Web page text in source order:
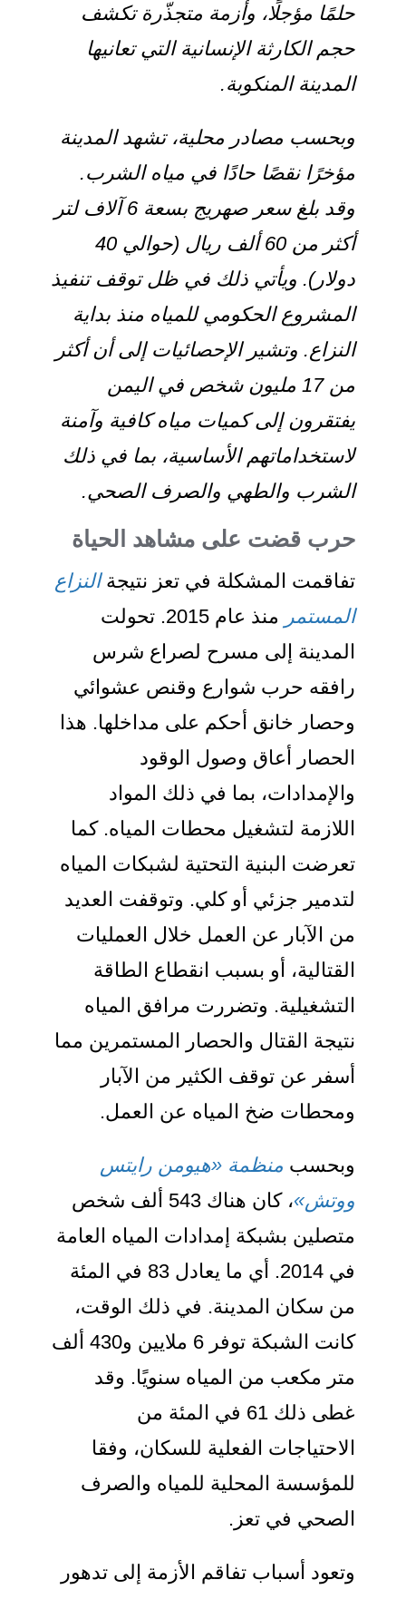
حلمًا مؤجلًا، وأزمة متجذّرة تكشف
حجم الكارثة الإنسانية التي تعانيها
المدينة المنكوبة.
وبحسب مصادر محلية، تشهد المدينة
مؤخرًا نقصًا حادًا في مياه الشرب.
وقد بلغ سعر صهريج بسعة 6 آلاف لتر
أكثر من 60 ألف ريال (حوالي 40
دولار). ويأتي ذلك في ظل توقف تنفيذ
المشروع الحكومي للمياه منذ بداية
النزاع. وتشير الإحصائيات إلى أن أكثر
من 17 مليون شخص في اليمن
يفتقرون إلى كميات مياه كافية وآمنة
لاستخداماتهم الأساسية، بما في ذلك
الشرب والطهي والصرف الصحي.
حرب قضت على مشاهد الحياة
تفاقمت المشكلة في تعز نتيجةالنزاع
المستمر
منذ عام 2015. تحولت
المدينة إلى مسرح لصراع شرس
رافقه حرب شوارع وقنص عشوائي
وحصار خانق أحكم على مداخلها. هذا
الحصار أعاق وصول الوقود
والإمدادات، بما في ذلك المواد
اللازمة لتشغيل محطات المياه. كما
تعرضت البنية التحتية لشبكات المياه
لتدمير جزئي أو كلي. وتوقفت العديد
من الآبار عن العمل خلال العمليات
القتالية، أو بسبب انقطاع الطاقة
التشغيلية. وتضررت مرافق المياه
نتيجة القتال والحصار المستمرين مما
أسفر عن توقف الكثير من الآبار
ومحطات ضخ المياه عن العمل.
وبحسب منظمة «هيومن رايتس
ووتش»
، كان هناك 543 ألف شخص
متصلين بشبكة إمدادات المياه العامة
في 2014. أي ما يعادل 83 في المئة
من سكان المدينة. في ذلك الوقت،
كانت الشبكة توفر 6 ملايين و430 ألف
متر مكعب من المياه سنويًا. وقد
غطى ذلك 61 في المئة من
الاحتياجات الفعلية للسكان، وفقا
للمؤسسة المحلية للمياه والصرف
الصحي في تعز.
وتعود أسباب تفاقم الأزمة إلى تدهور